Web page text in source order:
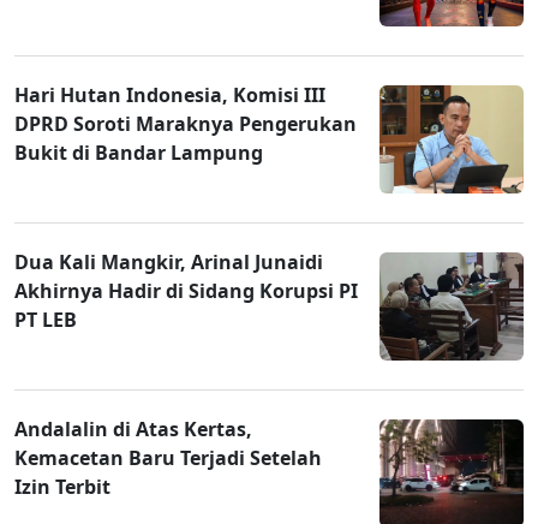
Hari Hutan Indonesia, Komisi III
DPRD Soroti Maraknya Pengerukan
Bukit di Bandar Lampung
Dua Kali Mangkir, Arinal Junaidi
Akhirnya Hadir di Sidang Korupsi PI
PT LEB
Andalalin di Atas Kertas,
Kemacetan Baru Terjadi Setelah
Izin Terbit